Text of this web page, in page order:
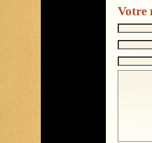
Votre